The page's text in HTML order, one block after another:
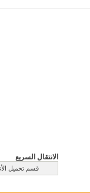
الانتقال السريع